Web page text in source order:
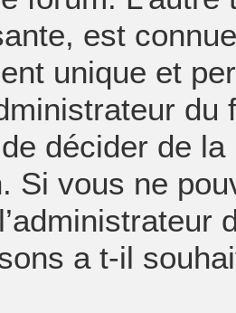
est
unique et
décider de
Si vous ne
a t-il